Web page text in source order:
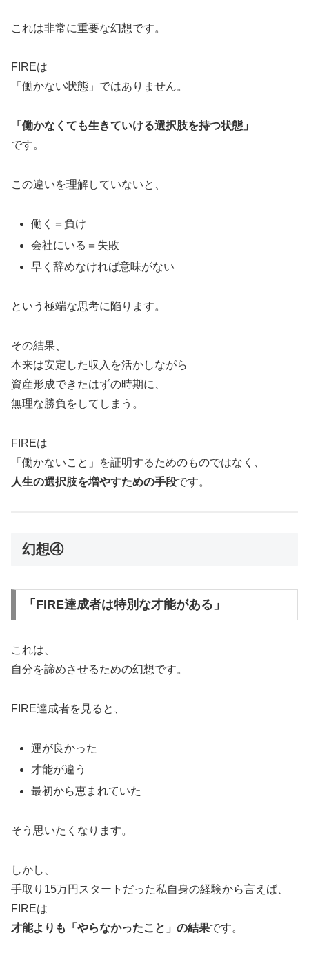
これは非常に重要な幻想です。
FIREは
「働かない状態」ではありません。
「働かなくても生きていける選択肢を持つ状態」
です。
この違いを理解していないと、
働く＝負け
会社にいる＝失敗
早く辞めなければ意味がない
という極端な思考に陥ります。
その結果、
本来は安定した収入を活かしながら
資産形成できたはずの時期に、
無理な勝負をしてしまう。
FIREは
「働かないこと」を証明するためのものではなく、
人生の選択肢を増やすための手段です。
幻想④
「FIRE達成者は特別な才能がある」
これは、
自分を諦めさせるための幻想です。
FIRE達成者を見ると、
運が良かった
才能が違う
最初から恵まれていた
そう思いたくなります。
しかし、
手取り15万円スタートだった私自身の経験から言えば、
FIREは
才能よりも「やらなかったこと」の結果です。